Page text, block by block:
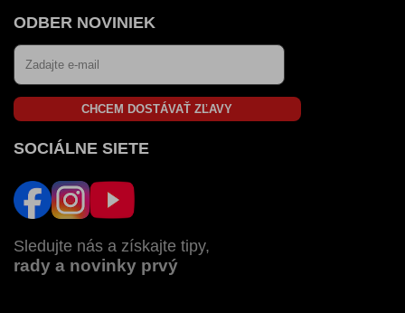
ODBER NOVINIEK
CHCEM DOSTÁVAŤ ZĽAVY
SOCIÁLNE SIETE
Sledujte nás a získajte tipy,
rady a novinky prvý